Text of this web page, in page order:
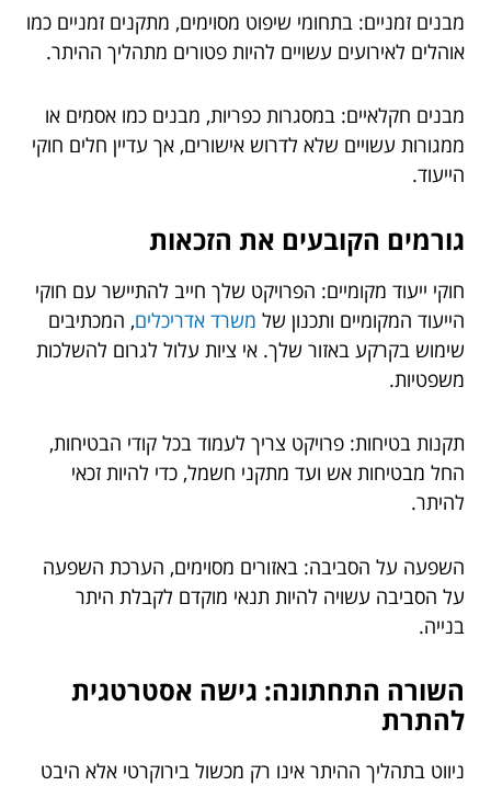
מבנים זמניים: בתחומי שיפוט מסוימים, מתקנים זמניים כמו
אוהלים לאירועים עשויים להיות פטורים מתהליך ההיתר.
מבנים חקלאיים: במסגרות כפריות, מבנים כמו אסמים או
ממגורות עשויים שלא לדרוש אישורים, אך עדיין חלים חוקי
הייעוד.
גורמים הקובעים את הזכאות
חוקי ייעוד מקומיים: הפרויקט שלך חייב להתיישר עם חוקי
הייעוד המקומיים ותכנון של משרד אדריכלים, המכתיבים
שימוש בקרקע באזור שלך. אי ציות עלול לגרום להשלכות
משפטיות.
תקנות בטיחות: פרויקט צריך לעמוד בכל קודי הבטיחות,
החל מבטיחות אש ועד מתקני חשמל, כדי להיות זכאי
להיתר.
השפעה על הסביבה: באזורים מסוימים, הערכת השפעה
על הסביבה עשויה להיות תנאי מוקדם לקבלת היתר
בנייה.
השורה התחתונה: גישה אסטרטגית
להתרת
ניווט בתהליך ההיתר אינו רק מכשול בירוקרטי אלא היבט